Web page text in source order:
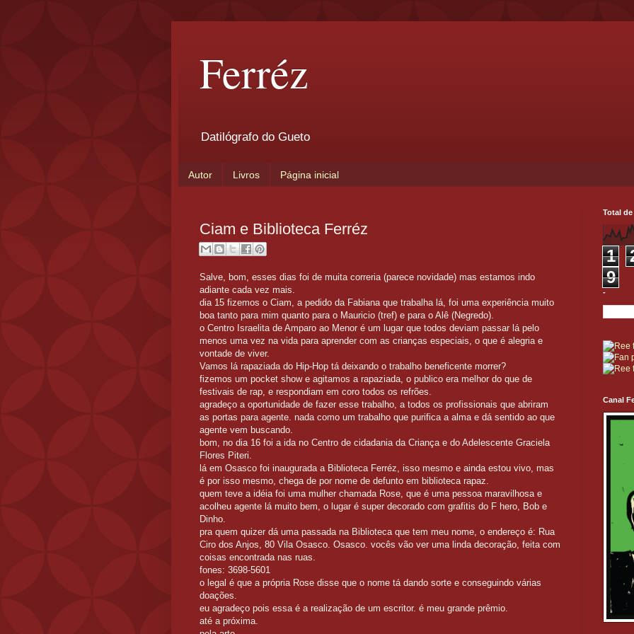
Ferréz
Datilógrafo do Gueto
Autor Livros Página inicial
Ciam e Biblioteca Ferréz
Salve, bom, esses dias foi de muita correria (parece novidade) mas estamos indo
adiante cada vez mais.
dia 15 fizemos o Ciam, a pedido da Fabiana que trabalha lá, foi uma experiência muito
boa tanto para mim quanto para o Mauricio (tref) e para o Alê (Negredo).
o Centro Israelita de Amparo ao Menor é um lugar que todos deviam passar lá pelo
menos uma vez na vida para aprender com as crianças especiais, o que é alegria e
vontade de viver.
Vamos lá rapaziada do Hip-Hop tá deixando o trabalho beneficente morrer?
fizemos um pocket show e agitamos a rapaziada, o publico era melhor do que de
festivais de rap, e respondiam em coro todos os refrões.
agradeço a oportunidade de fazer esse trabalho, a todos os profissionais que abriram
as portas para agente. nada como um trabalho que purifica a alma e dá sentido ao que
agente vem buscando.
bom, no dia 16 foi a ida no Centro de cidadania da Criança e do Adelescente Graciela
Flores Piteri.
lá em Osasco foi inaugurada a Biblioteca Ferréz, isso mesmo e ainda estou vivo, mas
é por isso mesmo, chega de por nome de defunto em biblioteca rapaz.
quem teve a idéia foi uma mulher chamada Rose, que é uma pessoa maravilhosa e
acolheu agente lá muito bem, o lugar é super decorado com grafitis do F hero, Bob e
Dinho.
pra quem quizer dá uma passada na Biblioteca que tem meu nome, o endereço é: Rua
Ciro dos Anjos, 80 Vila Osasco. Osasco. vocês vão ver uma linda decoração, feita com
coisas encontrada nas ruas.
fones: 3698-5601
o legal é que a própria Rose disse que o nome tá dando sorte e conseguindo várias
doações.
eu agradeço pois essa é a realização de um escritor. é meu grande prêmio.
até a próxima.
Total
1
9
-
Canal